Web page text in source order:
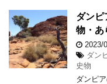
ダン
物・あ
2023/
ダン
史物
ダンピ